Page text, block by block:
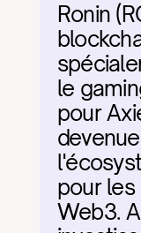
Ronin
le
pour
pour
Web3.